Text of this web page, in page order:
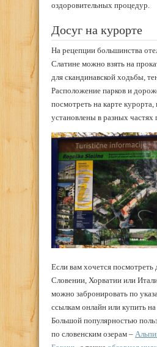
оздоровительных процедур.
Досуг на курорте
На рецепции большинства
Слатине можно взять на
для скандинавской ходьбы,
Расположение парков и
посмотреть на карте курорта,
установлены в разных частях
Если вам хочется посмотреть
Словении, Хорватии или
можно забронировать по
ссылкам онлайн или купить
Большой популярностью
по словенским озерам –